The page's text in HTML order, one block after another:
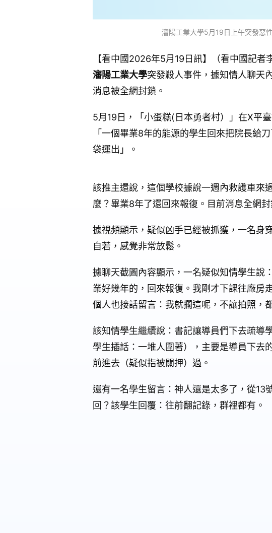
瀋陽工業大學5月19日上午突發惡
【看中國2026年5月19日訊】（看中國記者
瀋陽工業大學突發殺人事件，據知情人聊天
消息被全網封鎖。
5月19日，「小蛋糕(日本勇者村）」在X平
「一個畢業8年的能源的學生回來把院長給
袋運出」。
該推主還說，這個學校據說一週內救護車
麼？畢業8年了還回來報復。目前消息全網封
據視頻顯示，疑似凶手已經被抓獲，一名身
自若，感覺非常放鬆。
據聊天截圖內容顯示，一名疑似知情學生說
業好幾年的，回來報復。我剛才下課往廠房
個人也接話留言：我就擱這呢，不讓拍照，
該知情學生繼續說：書記讓導員們下去疏導
學生插話：一堆人圍著），主要是導員下去
前進去（疑似指被關押）過。
還有一名學生留言：神人還是太多了，從13
回？該學生回覆：往前翻記錄，群裡都有。